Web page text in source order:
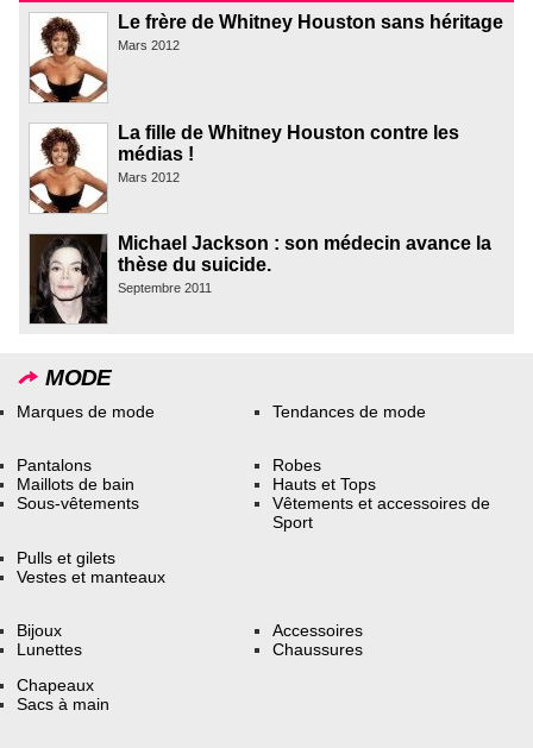
Le frère de Whitney Houston sans héritage
Mars 2012
La fille de Whitney Houston contre les
médias !
Mars 2012
Michael Jackson : son médecin avance la
thèse du suicide.
Septembre 2011
MODE
Marques de mode Tendances de mode
Pantalons
Maillots de bain
Sous-vêtements
Robes
Hauts et Tops
Vêtements et accessoires de
Sport
Pulls et gilets
Vestes et manteaux
Bijoux
Lunettes
Accessoires
Chaussures
Chapeaux
Sacs à main